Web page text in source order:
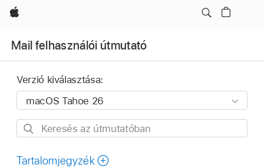
Apple
Mail felhasználói útmutató
Verzió kiválasztása:
Keresés
útmutatóban
Tartalomjegyzék